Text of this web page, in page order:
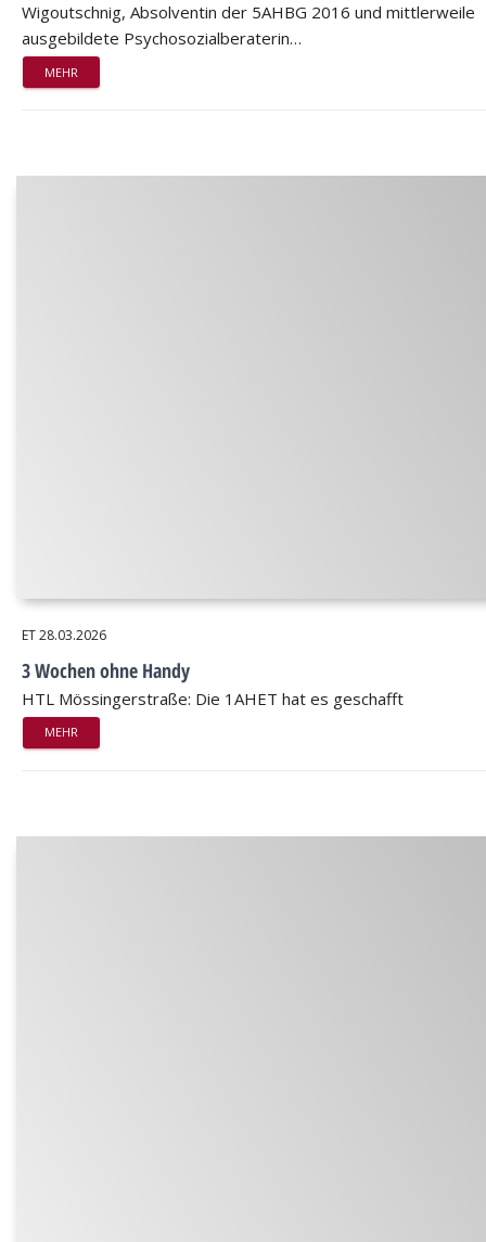
Wigoutschnig, Absolventin der 5AHBG 2016 und mittlerweile
ausgebildete Psychosozialberaterin…
MEHR
ET28.03.2026
3 Wochen ohne Handy
HTL Mössingerstraße: Die 1AHET hat es geschafft
MEHR